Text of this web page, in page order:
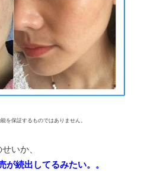
を保証するものではありません。
いか、
が続出してるみたい。。